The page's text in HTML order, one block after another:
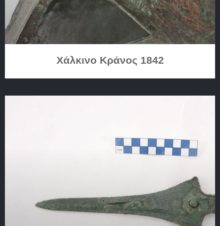
Χάλκινο Κράνος 1842